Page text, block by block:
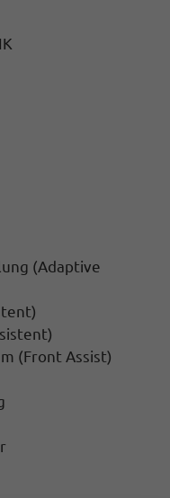
(Adaptive
(Front Assist)